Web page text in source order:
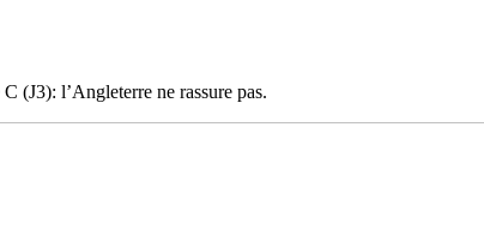
(J3): l’Angleterre ne rassure pas.